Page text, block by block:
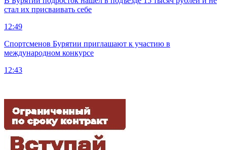
стал их присваивать себе
12:49
Спортсменов Бурятии приглашают к участию в
международном конкурсе
12:43